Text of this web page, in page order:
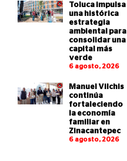
Toluca impulsa
una histórica
estrategia
ambiental para
consolidar una
capital más
verde
6 agosto, 2026
Manuel Vilchis
continúa
fortaleciendo
la economía
familiar en
Zinacantepec
6 agosto, 2026